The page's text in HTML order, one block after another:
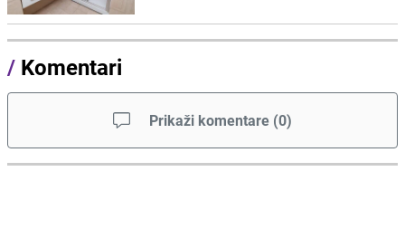
/ Komentari
Prikaži komentare (0)